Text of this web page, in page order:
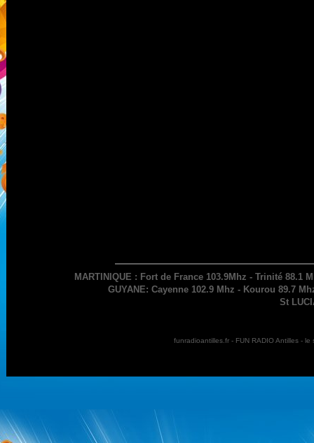
MARTINIQUE : Fort de France 103.9Mhz - Trinité 88.1
GUYANE: Cayenne 102.9 Mhz - Kourou 89.7
St
funradioantilles.fr - FUN RADIO Antilles -